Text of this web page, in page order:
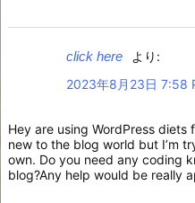
click here
より:
2023年8月23日 7:58
Hey are using WordPress diets
new to the blog world but I’m
own. Do you need any coding
blog?Any help would be really